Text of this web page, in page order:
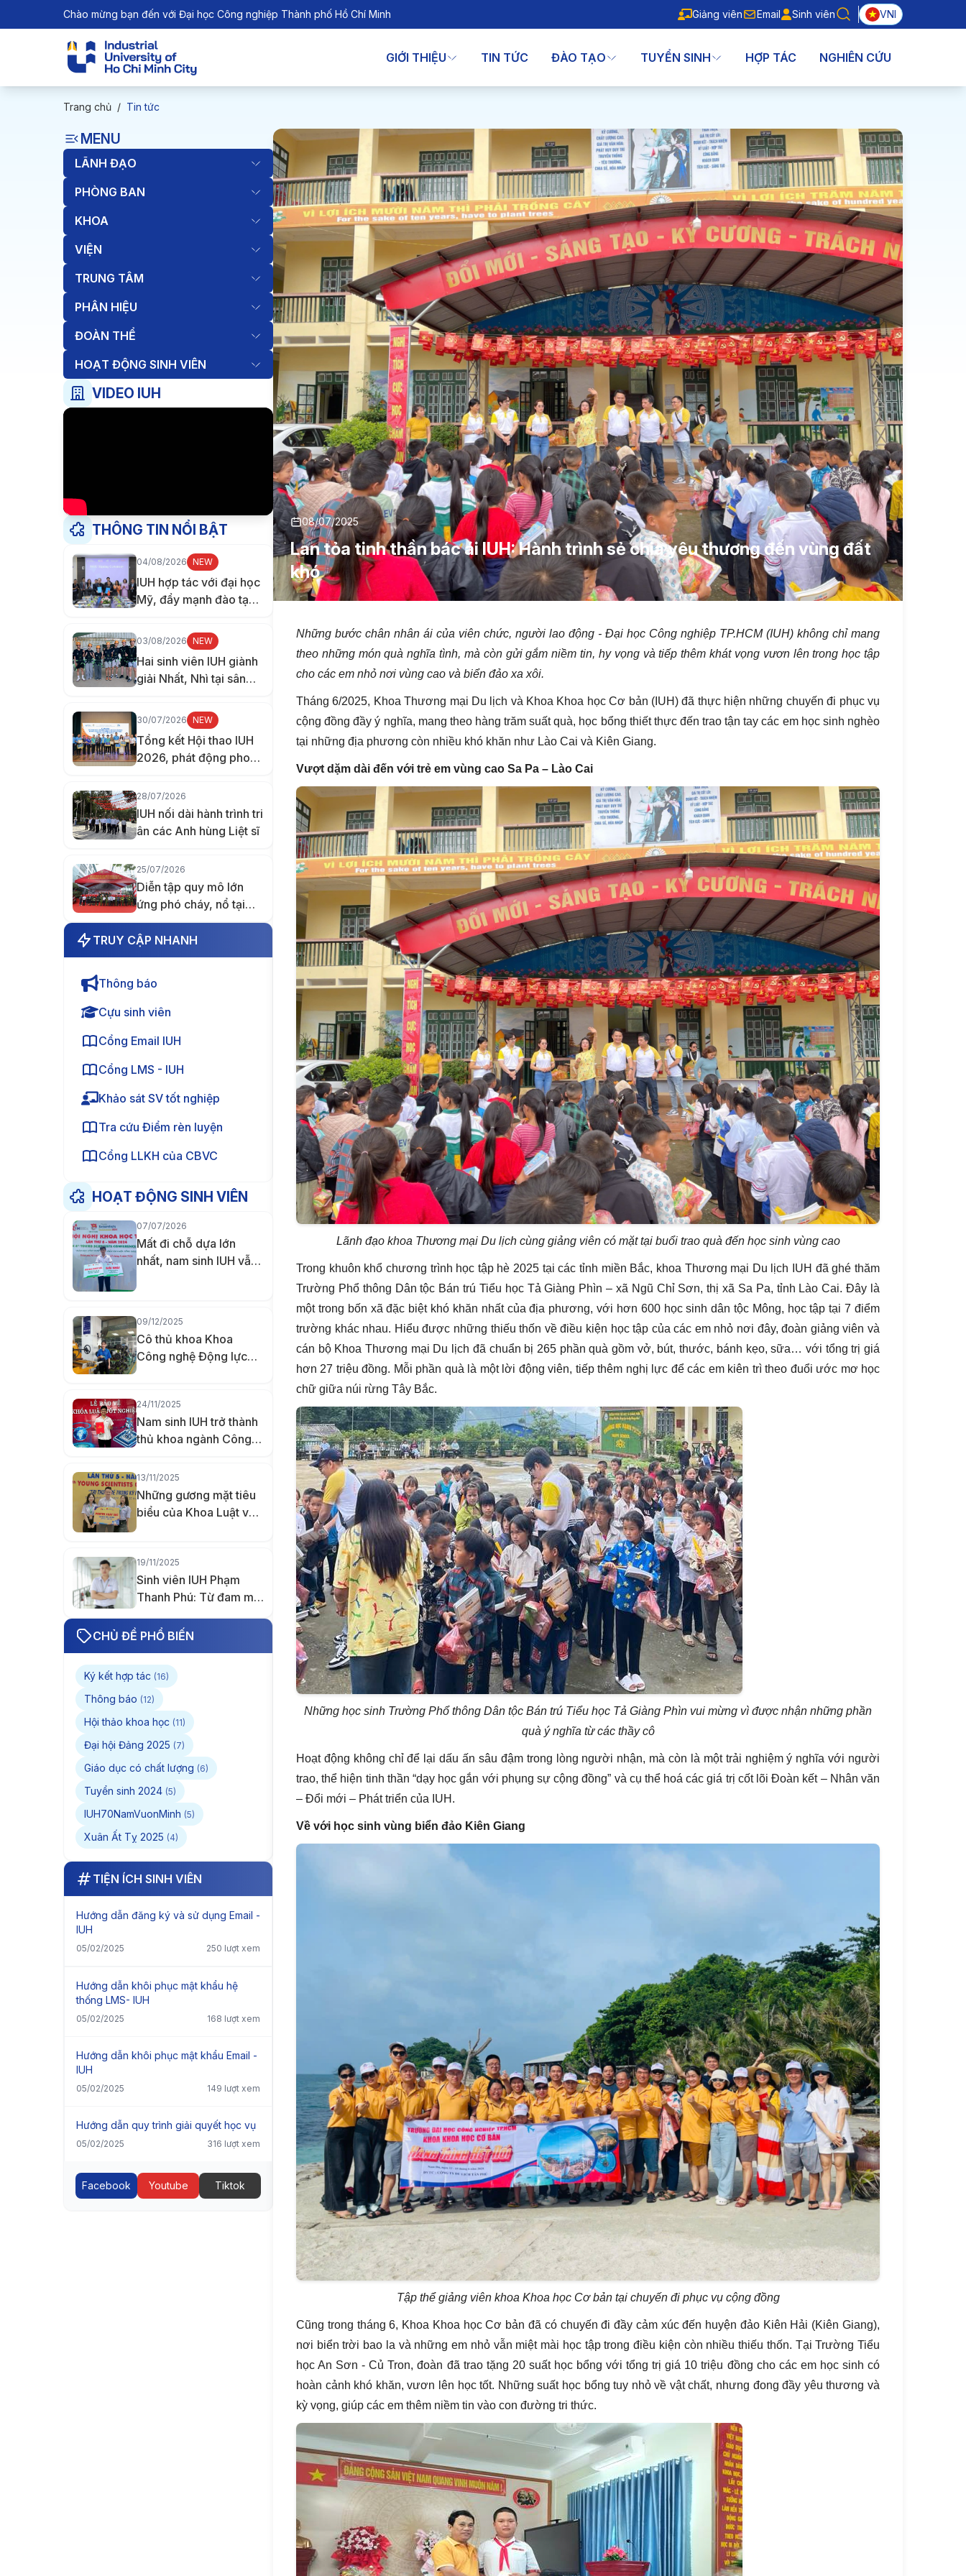
Chào mừng bạn đến với Đại học Công nghiệp Thành phố Hồ Chí Minh
Giảng viên
Giảng viên
Email
Email
Sinh viên
Sinh viên
VNI
GIỚI THIỆU TIN TỨC ĐÀO TẠO TUYỂN SINH HỢP TÁC NGHIÊN CỨU
Trang chủ / Tin tức
MENU
LÃNH ĐẠO
PHÒNG BAN
KHOA
VIỆN
TRUNG TÂM
PHÂN HIỆU
ĐOÀN THỂ
HOẠT ĐỘNG SINH VIÊN
VIDEO IUH
THÔNG TIN NỔI BẬT
04/08/2026 NEW
IUH hợp tác với đại học
Mỹ, đẩy mạnh đào tạo
khỏe
03/08/2026 NEW
Hai sinh viên IUH giành
giải Nhất, Nhì tại sân
tế ở Đài Loan
30/07/2026 NEW
Tổng kết Hội thao IUH
2026, phát động phong
70 năm thành lập
trường
28/07/2026
IUH nối dài hành trình tri
ân các Anh hùng Liệt sĩ
25/07/2026
Diễn tập quy mô lớn
ứng phó cháy, nổ tại
Trường Đại học Công
nghiệp TP.HCM
TRUY CẬP NHANH
Thông báo
Cựu sinh viên
Cổng Email IUH
Cổng LMS - IUH
Khảo sát SV tốt nghiệp
Tra cứu Điểm rèn luyện
Cổng LLKH của CBVC
HOẠT ĐỘNG SINH VIÊN
07/07/2026
Mất đi chỗ dựa lớn
nhất, nam sinh IUH vẫn
09/12/2025
Cô thủ khoa Khoa
Công nghệ Động lực
IUH đưa công nghệ đến
khuyết tật bằng đồ án
đầu kéo xe lăn tay
24/11/2025
Nam sinh IUH trở thành
thủ khoa ngành Công
nhờ khả năng ghi nhớ
vượt trội
13/11/2025
Những gương mặt tiêu
biểu của Khoa Luật và
Khoa học Chính trị IUH
19/11/2025
Sinh viên IUH Phạm
Thanh Phú: Từ đam mê
cuộc thi Thiết kế quốc
bằng Giỏi trước hạn
CHỦ ĐỀ PHỔ BIẾN
Ký kết hợp tác (16)
Thông báo (12)
Hội thảo khoa học (11)
Đại hội Đảng 2025 (7)
Giáo dục có chất lượng (6)
Tuyển sinh 2024 (5)
IUH70NamVuonMinh (5)
Xuân Ất Tỵ 2025 (4)
TIỆN ÍCH SINH VIÊN
Hướng dẫn đăng ký và sử dụng Email -
IUH
05/02/2025 250 lượt xem
Hướng dẫn khôi phục mật khẩu hệ
thống LMS- IUH
05/02/2025 168 lượt xem
Hướng dẫn khôi phục mật khẩu Email -
IUH
05/02/2025 149 lượt xem
Hướng dẫn quy trình giải quyết học vụ
05/02/2025 316 lượt xem
Facebook Youtube Tiktok
08/07/2025
Lan tỏa tinh thần bác ái IUH: Hành trình sẻ chia yêu thương đến vùng đất
khó
Những bước chân nhân ái của viên chức, người lao động - Đại học Công nghiệp TP.HCM (IUH) không chỉ mang
theo nhữngmónquà nghĩa tình, mà còn gửi gắm niềm tin, hy vọng và tiếp thêm khát vọng vươn lên trong học tập
cho các em nhỏ nơi vùng cao và biển đảo xa xôi.
Tháng 6/2025, Khoa Thương mại Du lịch và Khoa Khoa học Cơ bản (IUH) đã thực hiện những chuyến đi phục vụ
cộng đồng đầy ý nghĩa, mang theo hàng trăm suất quà, học bổng thiết thực đến trao tận tay các em học sinh nghèo
tại những địa phương còn nhiều khó khăn như Lào Cai và Kiên Giang.
Vượt dặm dài đến với trẻ em vùng cao Sa Pa – Lào Cai
Lãnh đạo khoa Thương mại Du lịch cùng giảng viên có mặt tại buổi trao quà đến học sinh vùng cao
Trong khuôn khổ chương trình học tập hè 2025 tại các tỉnh miền Bắc, khoa Thương mại Du lịch IUH đã ghé thăm
Trường Phổ thông Dân tộc Bán trú Tiểu học Tả Giàng Phìn – xã Ngũ Chỉ Sơn, thị xã Sa Pa, tỉnh Lào Cai. Đây là
một trong bốn xã đặc biệt khó khăn nhất của địa phương, với hơn 600 học sinh dân tộc Mông, học tập tại 7 điểm
trường khác nhau. Hiểu được những thiếu thốn về điều kiện học tập của các em nhỏ nơi đây, đoàn giảng viên và
cán bộ Khoa Thương mại Du lịch đã chuẩn bị 265 phần quà gồm vở, bút, thước, bánh kẹo, sữa… với tổng trị giá
hơn 27 triệu đồng. Mỗi phần quà là một lời động viên, tiếp thêm nghị lực để các em kiên trì theo đuổi ước mơ học
chữ giữa núi rừng Tây Bắc.
Những học sinh Trường Phổ thông Dân tộc Bán trú Tiểu học Tả Giàng Phìn vui mừng vì được nhận những phần
quà ý nghĩa từ các thầy cô
Hoạt động không chỉ để lại dấu ấn sâu đậm trong lòng người nhận, mà còn là một trải nghiệm ý nghĩa với người
trao, thể hiện tinh thần “dạy học gắn với phụng sự cộng đồng” và cụ thể hoá các giá trị cốt lõi Đoàn kết – Nhân văn
– Đổi mới – Phát triển của IUH.
Về với học sinh vùng biển đảo Kiên Giang
Tập thể giảng viên khoa Khoa học Cơ bản tại chuyến đi phục vụ cộng đồng
Cũng trong tháng 6, Khoa Khoa học Cơ bản đã có chuyến đi đầy cảm xúc đến huyện đảo Kiên Hải (Kiên Giang),
nơi biển trời bao la và những em nhỏ vẫn miệt mài học tập trong điều kiện còn nhiều thiếu thốn. Tại Trường Tiểu
học An Sơn - Củ Tron, đoàn đã trao tặng 20 suất học bổng với tổng trị giá 10 triệu đồng cho các em học sinh có
hoàn cảnh khó khăn, vươn lên học tốt. Những suất học bổng tuy nhỏ về vật chất, nhưng đong đầy yêu thương và
kỳ vọng, giúp các em thêm niềm tin vào con đường tri thức.